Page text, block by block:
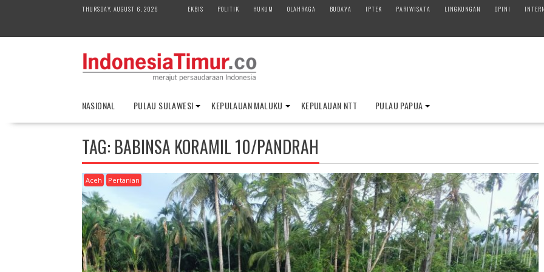
THURSDAY, AUGUST 6, 2026 EKBIS POLITIK HUKUM OLAHRAGA BUDAYA IPTEK PARIWISATA LINGKUNGAN OPINI
NASIONAL PULAU SULAWESI KEPULAUAN MALUKU KEPULAUAN NTT PULAU PAPUA
TAG: BABINSA KORAMIL 10/PANDRAH
Aceh Pertanian